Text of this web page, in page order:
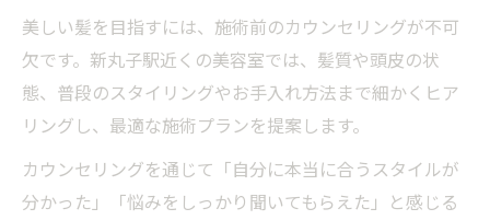
美しい髪を目指すには、施術前のカウンセリングが不可
欠です。新丸子駅近くの美容室では、髪質や頭皮の状
態、普段のスタイリングやお手入れ方法まで細かくヒア
リングし、最適な施術プランを提案します。
カウンセリングを通じて「自分に本当に合うスタイルが
分かった」「悩みをしっかり聞いてもらえた」と感じる